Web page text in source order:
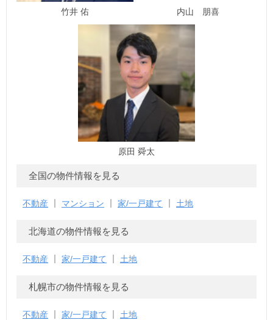
竹井 佑 内山 朋喜
原田 舜太
全国の物件情報を見る
不動産 マンション 家/一戸建て 土地
北海道の物件情報を見る
不動産 家/一戸建て 土地
札幌市の物件情報を見る
不動産 家/一戸建て 土地